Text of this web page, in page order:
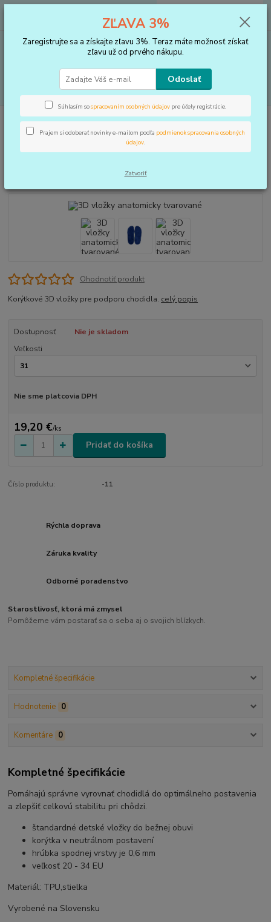
za0 €
Úvod VLOŽKY DO TOPÁNOK, KOREKTORY
3D vložky anatomicky
tvarované
3D vložky anatomicky tvarované
Ohodnotiť produkt
Korýtkové 3D vložky pre podporu chodidla. celý popis
Dostupnosť
Nie je skladom
Veľkosti
Nie sme platcovia DPH
19,20 €/ks
Pridať do košíka
Číslo produktu: -11
Rýchla doprava
Záruka kvality
Odborné poradenstvo
Starostlivosť, ktorá má zmysel
Pomôžeme vám postarať sa o seba aj o svojich blízkych.
Kompletné špecifikácie
Hodnotenie 0
Komentáre 0
Kompletné špecifikácie
Pomáhajú správne vyrovnať chodidlá do optimálneho postavenia
a zlepšiť celkovú stabilitu pri chôdzi.
štandardné detské vložky do bežnej obuvi
korýtka v neutrálnom postavení
hrúbka spodnej vrstvy je 0,6 mm
veľkosť 20 - 34 EU
Materiál: TPU,stielka
Vyrobené na Slovensku
ZĽAVA 3%
Zaregistrujte sa a získajte zľavu 3%. Teraz máte možnosť získať
zľavu už od prvého nákupu.
Odoslať
Súhlasím sospracovaním osobných údajov pre účely registrácie.
Prajem si odoberať novinky e-mailom podľa podmienok spracovania osobných
údajov.
Zatvoriť